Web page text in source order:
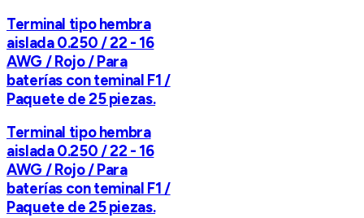
Terminal tipo hembra
aislada 0.250 / 22 - 16
AWG / Rojo / Para
baterías con teminal F1 /
Paquete de 25 piezas.
Terminal tipo hembra
aislada 0.250 / 22 - 16
AWG / Rojo / Para
baterías con teminal F1 /
Paquete de 25 piezas.